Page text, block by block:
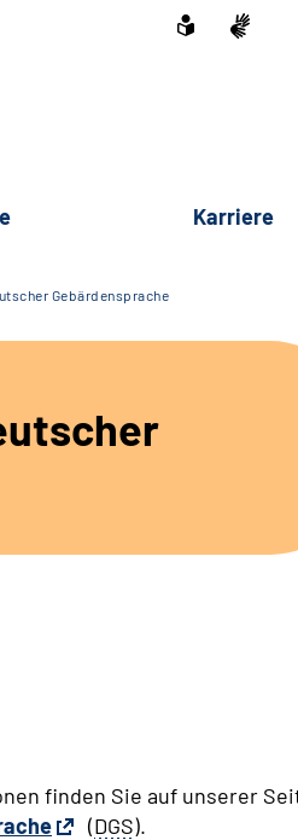
Karriere
Gebärdensprache
finden Sie auf unserer
(DGS).